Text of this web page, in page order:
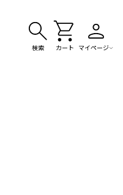
検索 カート マイページ